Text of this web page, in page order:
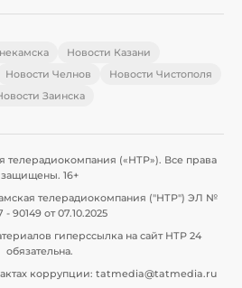
Новости Казани
Новости Челнов
Новости Чистополя
Заинска
телерадиокомпания («НТР»). Все права
защищены. 16+
телерадиокомпания ("НТР") ЭЛ №
90149 от 07.10.2025
гиперссылка на сайт НТР 24
обязательна.
коррупции: tatmedia@tatmedia.ru